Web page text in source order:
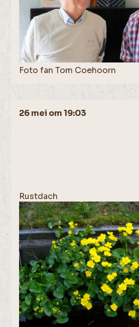
Foto fan Tom Coehoorn
26 mei om 19:03
Rustdach